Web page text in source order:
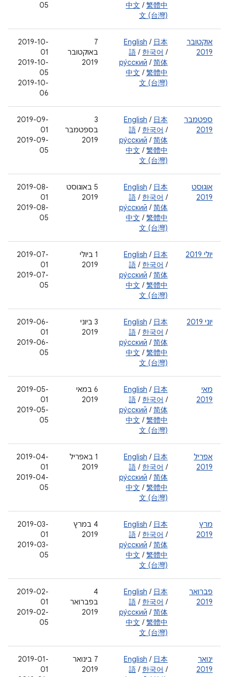
中文 /繁體中
文 (台灣)
05
אוקטובר
2019
English / 日本
語 / 한국어 /
ру́сский /简体
中文 /繁體中
文 (台灣)
‫7
באוקטובר
2019
2019-10-
01
2019-10-
05
2019-10-
06
ספטמבר
2019
English / 日本
語 / 한국어 /
ру́сский /简体
中文 /繁體中
文 (台灣)
‫3
בספטמבר
2019
2019-09-
01
2019-09-
05
אוגוסט
2019
English / 日本
語 / 한국어 /
ру́сский /简体
中文 /繁體中
文 (台灣)
‫5 באוגוסט
2019
2019-08-
01
2019-08-
05
יולי 2019 English / 日本
語 / 한국어 /
ру́сский /简体
中文 /繁體中
文 (台灣)
‫1 ביולי
2019
‫2019-07-
01
‫2019-07-
05
יוני 2019 English / 日本
語 / 한국어 /
ру́сский /简体
中文 /繁體中
文 (台灣)
‫3 ביוני
2019
2019-06-
01
2019-06-
05
מאי
2019
English / 日本
語 / 한국어 /
ру́сский /简体
中文 /繁體中
文 (台灣)
‫6 במאי
2019
‫2019-05-
01
‫2019-05-
05
אפריל
2019
English / 日本
語 / 한국어 /
ру́сский /简体
中文 /繁體中
文 (台灣)
‫1 באפריל
2019
2019-04-
01
2019-04-
05
מרץ
2019
English / 日本
語 / 한국어 /
ру́сский /简体
中文 /繁體中
文 (台灣)
4 במרץ
2019
‫2019-03-
01
‫2019-03-
05
פברואר
2019
English / 日本
語 / 한국어 /
ру́сский /简体
中文 /繁體中
文 (台灣)
4
בפברואר
2019
2019-02-
01
2019-02-
05
ינואר
2019
English / 日本
語 / 한국어 /
‫7 בינואר
2019
2019-01-
01